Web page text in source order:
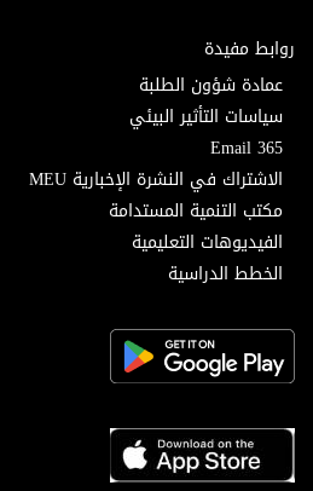
روابط مفيدة
عمادة شؤون الطلبة
سياسات التأثير البيئي
Email 365
الاشتراك في النشرة الإخبارية MEU
مكتب التنمية المستدامة
الفيديوهات التعليمية
الخطط الدراسية